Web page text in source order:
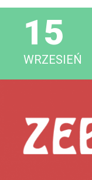
15
WRZESIEŃ